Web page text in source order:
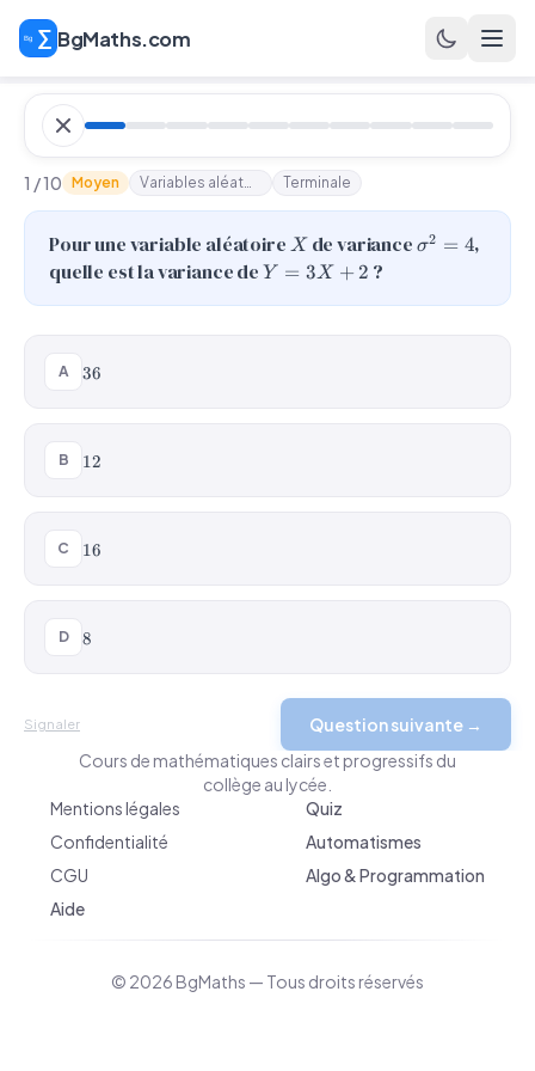
BgMaths.com
1 / 10 Moyen Variables aléatoires Terminale
Pour une variable aléatoire X
Xde variance\sigma^2
σ2 = 4,
quelle est la variance deY
Y = 3X + 2 ?
A 36
36
B 12
12
C 16
16
D 8
8
Signaler Question suivante →
BgMaths.com
Cours de mathématiques clairs et progressifs du
collège au lycée.
Mentions légales
Quiz
Confidentialité
Automatismes
CGU
Algo & Programmation
Aide
© 2026 BgMaths — Tous droits réservés